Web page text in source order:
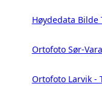
Høydedata Bilde
Ortofoto Sør-
Ortofoto Larvik -